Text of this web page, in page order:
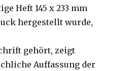
Heft 145 x 233 mm
hergestellt wurde,
gehört, zeigt
Auffassung der